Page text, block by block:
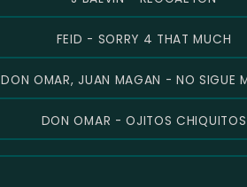
FEID - SORRY 4 THAT MUCH
DON OMAR, JUAN MAGAN - NO SIGUE
DON OMAR - OJITOS CHIQUITOS